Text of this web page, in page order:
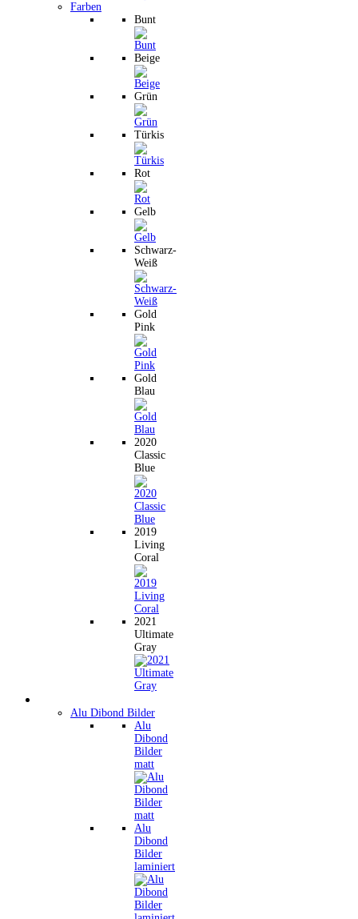
Farben
Bunt
Beige
Grün
Türkis
Rot
Gelb
Schwarz-
Weiß
Gold
Pink
Gold
Blau
2020
Classic
Blue
2019
Living
Coral
2021
Ultimate
Gray
Alu Dibond Bilder
Alu
Dibond
Bilder
matt
Alu
Dibond
Bilder
laminiert